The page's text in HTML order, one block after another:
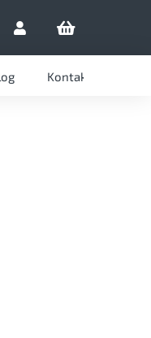
HĽADAŤ Kontaktujte nás